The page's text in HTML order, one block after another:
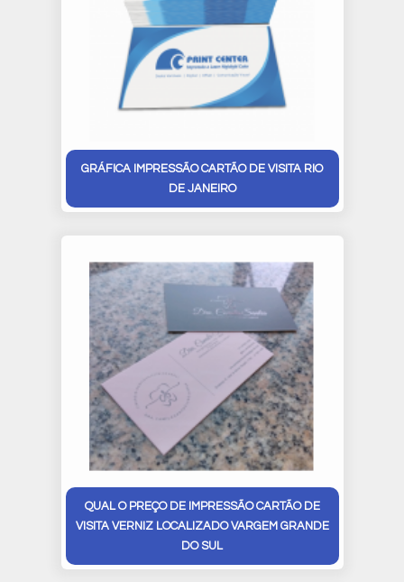
GRÁFICA IMPRESSÃO CARTÃO DE VISITA RIO
DE JANEIRO
QUAL O PREÇO DE IMPRESSÃO CARTÃO DE
VISITA VERNIZ LOCALIZADO VARGEM GRANDE
DO SUL